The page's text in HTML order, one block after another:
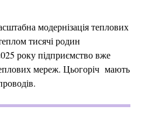
модернізація теплових
тисячі родин
року підприємство вже
мереж. Цьогоріч мають